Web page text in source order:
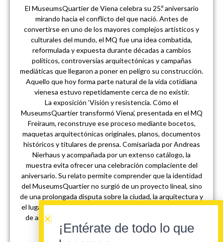
El MuseumsQuartier de Viena celebra su 25.º aniversario
mirando hacia el conflicto del que nació. Antes de
convertirse en uno de los mayores complejos artísticos y
culturales del mundo, el MQ fue una idea combatida,
reformulada y expuesta durante décadas a cambios
políticos, controversias arquitectónicas y campañas
mediáticas que llegaron a poner en peligro su construcción.
Aquello que hoy forma parte natural de la vida cotidiana
vienesa estuvo repetidamente cerca de no existir.
La exposición ‘Visión y resistencia. Cómo el
MuseumsQuartier transformó Viena’, presentada en el MQ
Freiraum, reconstruye ese proceso mediante bocetos,
maquetas arquitectónicas originales, planos, documentos
históricos y titulares de prensa. Comisariada por Andreas
Nierhaus y acompañada por un extenso catálogo, la
muestra evita ofrecer una celebración complaciente del
aniversario. Su relato permite comprender que la identidad
del MuseumsQuartier no surgió de un proyecto lineal, sino
de una prolongada disputa sobre la ciudad, la arquitectura y
el lugar que debía ocupar la cultura contemporánea dentro
de ambas. La exposición podrá apreciarse hasta el 25 de
enero.
¡Entérate de todo lo que